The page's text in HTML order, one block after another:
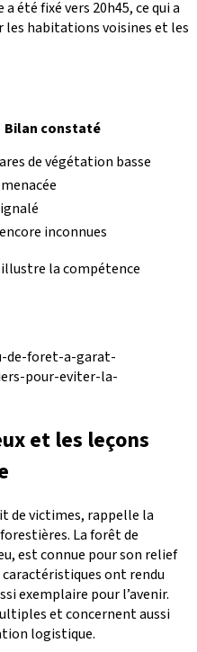
été fixé vers 20h45, ce qui a
les habitations voisines et les
Bilan constaté
de végétation basse
inconnues
la compétence
de-foret-a-garat-
pour-eviter-la-
et les leçons
de victimes, rappelle la
La forêt de
est connue pour son relief
caractéristiques ont rendu
exemplaire pour l’avenir.
et concernent aussi
logistique.